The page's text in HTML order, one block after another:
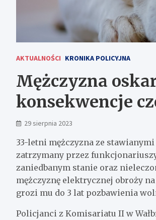
AKTUALNOŚCI KRONIKA POLICYJNA
Mężczyzna
konsekwencje
29 sierpnia 2023
33-letni mężczyzna ze
zatrzymany przez
zaniedbanym stanie oraz
mężczyznę elektrycznej obroży
grozi mu do 3 lat pozbawienia
Policjanci z Komisariatu II w